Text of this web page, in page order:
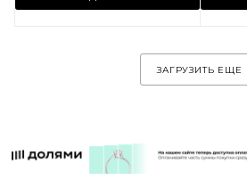
ЗАГРУЗИТЬ ЕЩЕ